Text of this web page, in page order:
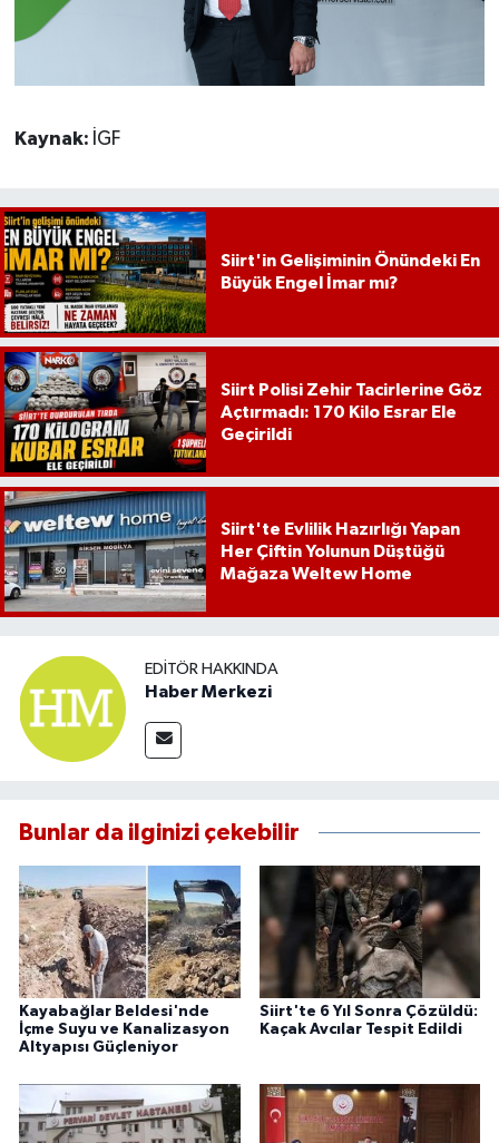
Kaynak: İGF
Siirt'in Gelişiminin Önündeki En
Büyük Engel İmar mı?
Siirt Polisi Zehir Tacirlerine Göz
Açtırmadı: 170 Kilo Esrar Ele
Geçirildi
Siirt'te Evlilik Hazırlığı Yapan
Her Çiftin Yolunun Düştüğü
Mağaza Weltew Home
EDITÖR HAKKINDA
Haber Merkezi
Bunlar da ilginizi çekebilir
Kayabağlar Beldesi'nde
İçme Suyu ve Kanalizasyon
Altyapısı Güçleniyor
Siirt'te 6 Yıl Sonra Çözüldü:
Kaçak Avcılar Tespit Edildi